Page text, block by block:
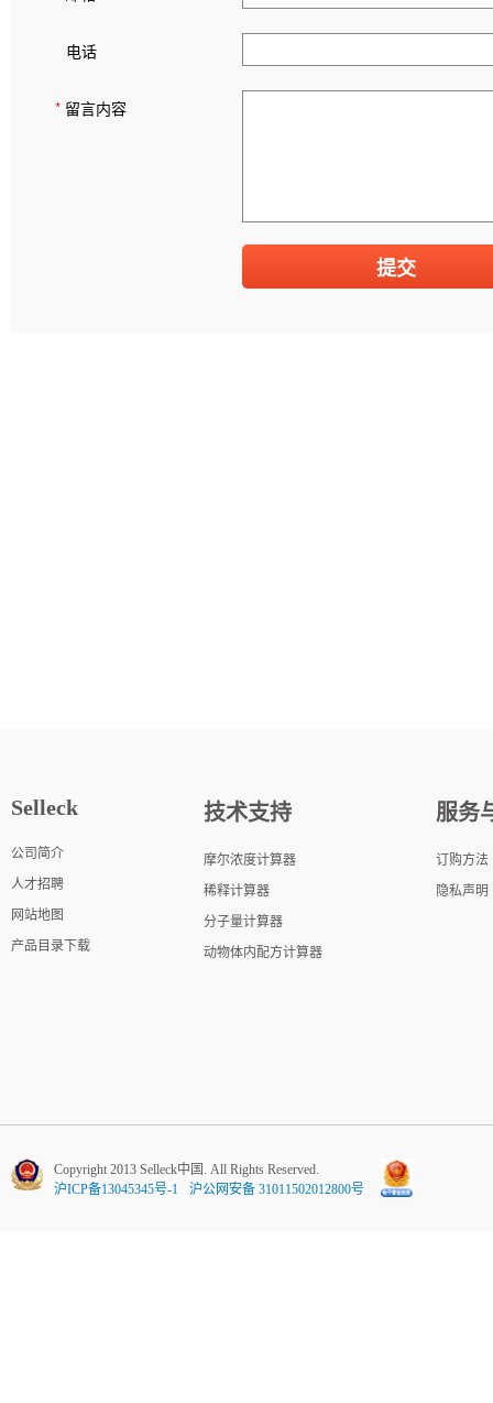
电话
* 留言内容
Selleck
公司简介
人才招聘
网站地图
产品目录下载
技术支持
摩尔浓度计算器
稀释计算器
分子量计算器
动物体内配方计算器
服务
订购方法
隐私声明
Copyright 2013 Selleck中国. All Rights Reserved.
沪ICP备13045345号-1
沪公网安备 31011502012800号